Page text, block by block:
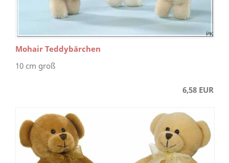
Mohair Teddybärchen
10 cm groß
6,58 EUR